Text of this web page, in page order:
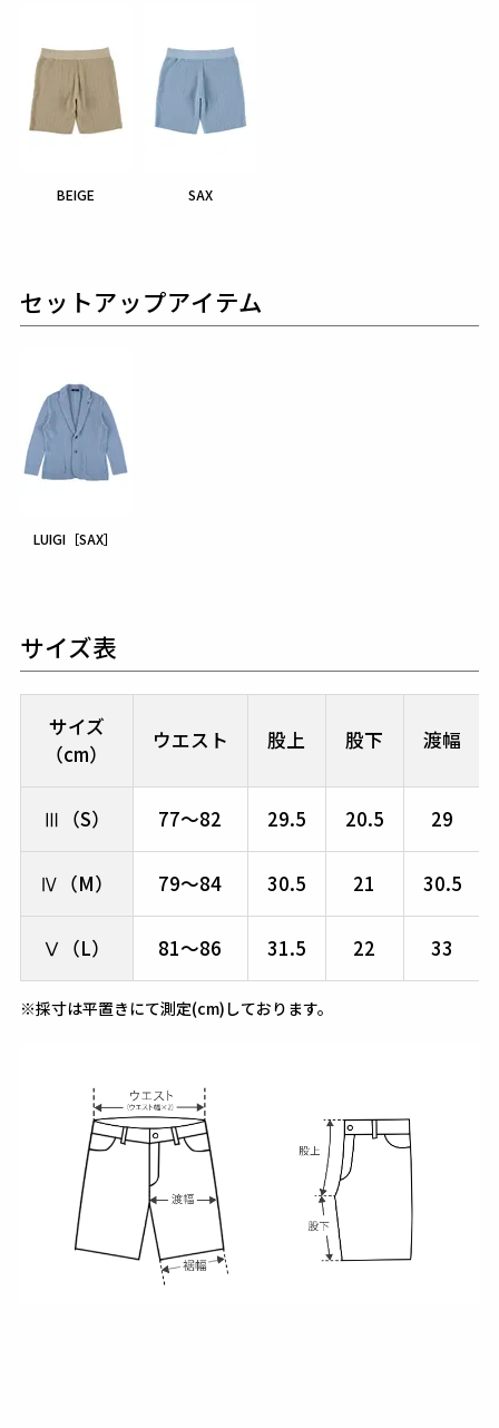
BEIGE SAX
セットアップアイテム
LUIGI［SAX］
サイズ表
サイズ
（cm）
ウエスト 股上 股下 渡幅
Ⅲ（S） 77～82 29.5 20.5 29
Ⅳ（M） 79～84 30.5 21 30.5
Ⅴ（L） 81～86 31.5 22 33
※採寸は平置きにて測定(cm)しております。